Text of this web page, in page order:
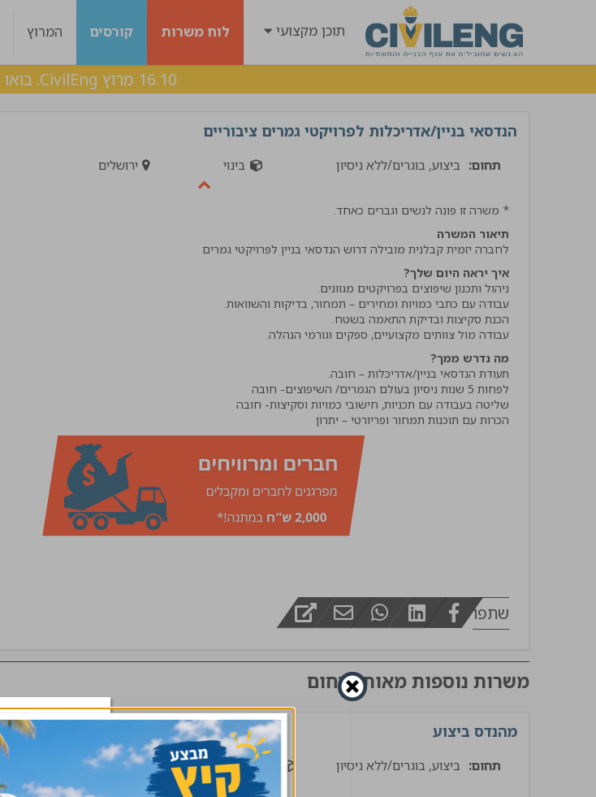
תוכן מקצועי לוח משרות קורסים המרוץ
16.10 מרוץ CivilEng. בואו להירשם >>
הנדסאי בניין/אדריכלות לפרויקטי גמרים ציבוריים
תחום: ביצוע, בוגרים/ללא ניסיון בינוי ירושלים
* משרה זו פונה לנשים וגברים כאחד.
תיאור המשרה
לחברה יזמית קבלנית מובילה דרוש הנדסאי בניין לפרויקטי גמרים
איך יראה היום שלך?
עבודה מול צוותים מקצועיים, ספקים וגורמי הנהלה.
מה נדרש ממך?
הכרות עם תוכנות תמחור ופריורטי – יתרון
שתפו
משרות נוספות מאותו תחום
מהנדס ביצוע
תחום: ביצוע, בוגרים/ללא ניסיון בינוי מרכז, ירושלים, שרון, שפלה
"קיבלתי שירות מנטע השירות היה מעולה עם
הרבה ידע וסבלנות קיבלתי מענה בצורה מדויקת !
אמליץ לחבריי בענף בחום !!"
מפקח בינוי